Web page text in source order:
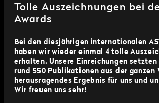
Tolle Auszeichnungen bei
Awards
Bei den diesjährigen internationalen
haben wir wieder einmal 4 tolle
erhalten. Unsere Einreichungen setzten
rund 550 Publikationen aus der ganzen
herausragendes Ergebnis für uns und
Wir freuen uns sehr!